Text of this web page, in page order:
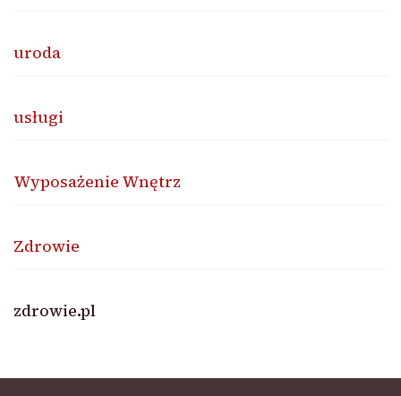
uroda
usługi
Wyposażenie Wnętrz
Zdrowie
zdrowie.pl